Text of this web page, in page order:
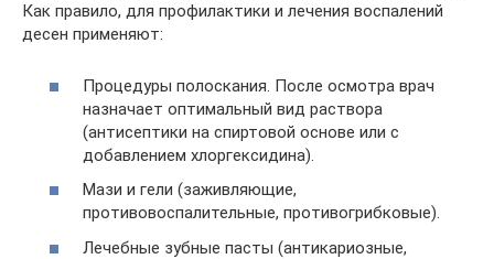
Как правило, для профилактики и лечения воспалений
десен применяют:
Процедуры полоскания. После осмотра врач
назначает оптимальный вид раствора
(антисептики на спиртовой основе или с
добавлением хлоргексидина).
Мази и гели (заживляющие,
противовоспалительные, противогрибковые).
Лечебные зубные пасты (антикариозные,